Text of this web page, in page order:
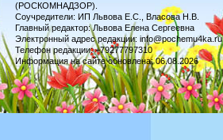
(РОСКОМНАДЗОР).
Соучредители: ИП Львова Е.С., Власова Н.В.
Главный редактор: Львова Елена Сергеевна
Электронный адрес редакции: info@pochemu4ka.ru
Телефон редакции: +79277797310
Информация на сайте обновлена: 06.08.2026